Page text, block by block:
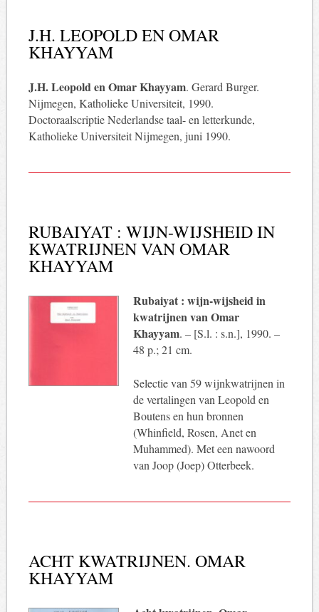
J.H. LEOPOLD EN OMAR
KHAYYAM
J.H. Leopold en Omar Khayyam. Gerard Burger.
Nijmegen, Katholieke Universiteit, 1990.
Doctoraalscriptie Nederlandse taal- en letterkunde,
Katholieke Universiteit Nijmegen, juni 1990.
RUBAIYAT : WIJN-WIJSHEID IN
KWATRIJNEN VAN OMAR
KHAYYAM
Rubaiyat : wijn-wijsheid in
kwatrijnen van Omar
Khayyam. – [S.l. : s.n.], 1990. –
48 p.; 21 cm.
Selectie van 59 wijnkwatrijnen in
de vertalingen van Leopold en
Boutens en hun bronnen
(Whinfield, Rosen, Anet en
Muhammed). Met een nawoord
van Joop (Joep) Otterbeek.
ACHT KWATRIJNEN. OMAR
KHAYYAM